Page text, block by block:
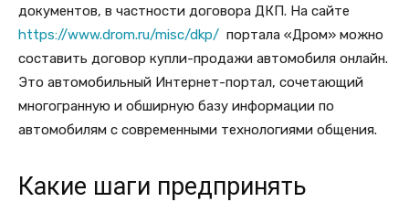
документов, в частности договора ДКП. На сайте
https://www.drom.ru/misc/dkp/ портала «Дром» можно
составить договор купли-продажи автомобиля онлайн.
Это автомобильный Интернет-портал, сочетающий
многогранную и обширную базу информации по
автомобилям с современными технологиями общения.
Какие шаги предпринять